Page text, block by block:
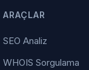
ARAÇLAR
SEO Analiz
WHOIS Sorgulama